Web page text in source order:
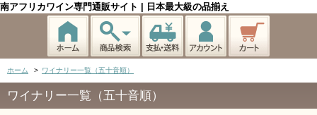
南アフリカワイン専門通販サイト | 日本最大級の品揃え
ホーム > ワイナリー一覧（五十音順）
ワイナリー一覧（五十音順）